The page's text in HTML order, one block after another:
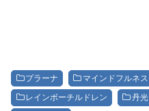
プラーナ マインドフルネス
レインボーチルドレン 丹光